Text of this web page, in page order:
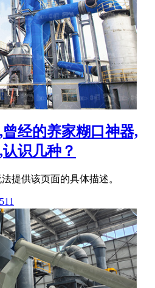
经的养家糊口神器,
识几种？
提供该页面的具体描述。